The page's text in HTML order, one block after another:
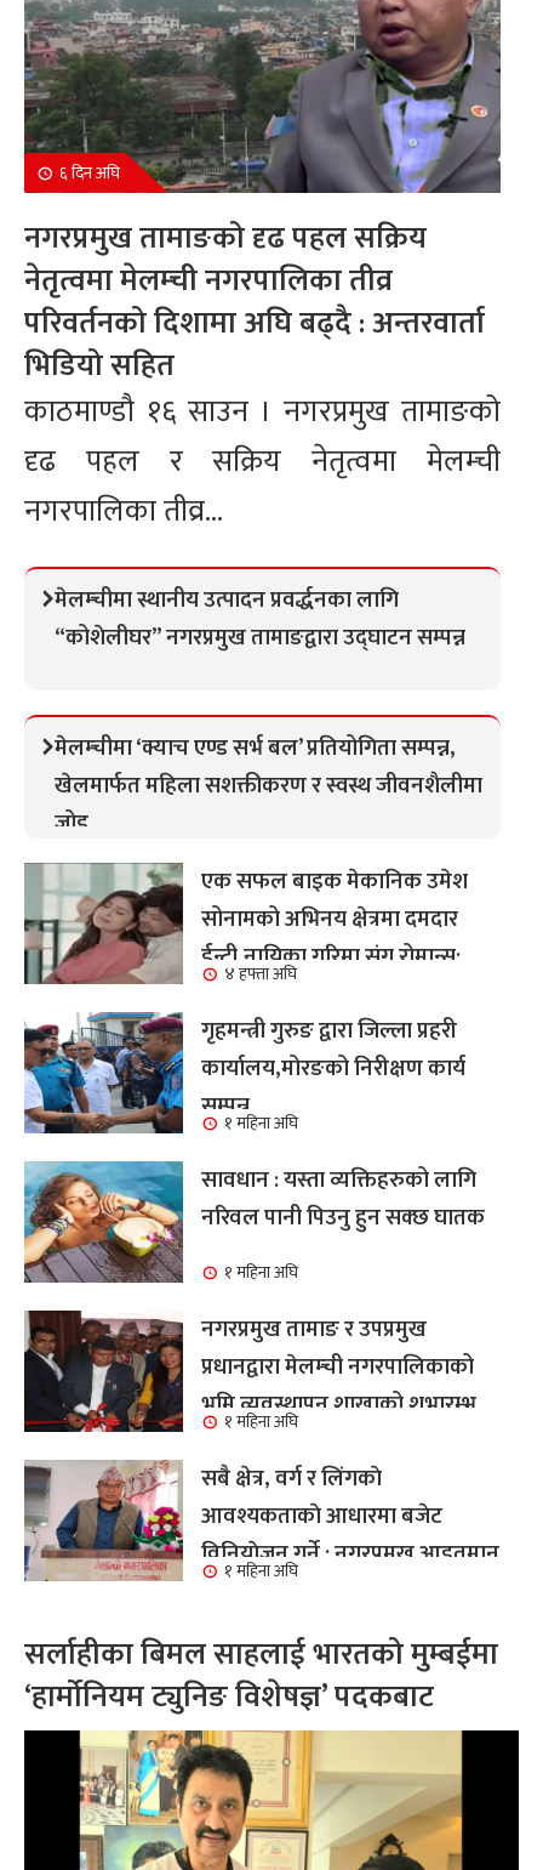
६ दिन अघि
नगरप्रमुख तामाङको दृढ पहल सक्रिय
नेतृत्वमा मेलम्ची नगरपालिका तीव्र
परिवर्तनको दिशामा अघि बढ्दै : अन्तरवार्ता
भिडियो सहित
काठमाण्डौ १६ साउन । नगरप्रमुख तामाङको
दृढ पहल र सक्रिय नेतृत्वमा मेलम्ची
नगरपालिका तीव्र...
मेलम्चीमा स्थानीय उत्पादन प्रवर्द्धनका लागि
“कोशेलीघर” नगरप्रमुख तामाङद्वारा उद्घाटन सम्पन्न
मेलम्चीमा ‘क्याच एण्ड सर्भ बल’ प्रतियोगिता सम्पन्न,
खेलमार्फत महिला सशक्तीकरण र स्वस्थ जीवनशैलीमा
जोड
एक सफल बाइक मेकानिक उमेश
सोनामको अभिनय क्षेत्रमा दमदार
ईन्ट्री,नायिका गरिमा संग रोमान्स:
हेर्नुहोस भिडियो ।
४ हफ्ता अघि
गृहमन्त्री गुरुङ द्वारा जिल्ला प्रहरी
कार्यालय,मोरङको निरीक्षण कार्य
सम्पन्न१ महिना अघि
सावधान : यस्ता व्यक्तिहरुको लागि
नरिवल पानी पिउनु हुन सक्छ घातक
१ महिना अघि
नगरप्रमुख तामाङ र उपप्रमुख
प्रधानद्वारा मेलम्ची नगरपालिकाको
भूमि व्यवस्थापन शाखाको शुभारम्भ
कार्य सम्पन्न
१ महिना अघि
सबै क्षेत्र, वर्ग र लिंगकाे
आवश्यकताकाे आधारमा बजेट
विनियाेजन गर्ने : नगरप्रमुख आइतमान
तामाङ
१ महिना अघि
सर्लाहीका बिमल साहलाई भारतको मुम्बईमा
‘हार्मोनियम ट्युनिङ विशेषज्ञ’ पदकबाट
सम्मानित